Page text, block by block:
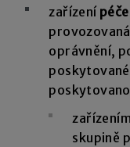
zařízení
oprávnění,
skupině